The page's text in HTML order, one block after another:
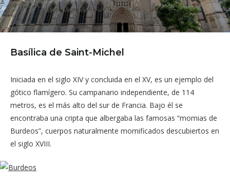
Basílica de Saint-Michel
Iniciada en el siglo XIV y concluida en el XV, es un ejemplo del
gótico flamígero. Su campanario independiente, de 114
metros, es el más alto del sur de Francia. Bajo él se
encontraba una cripta que albergaba las famosas “momias de
Burdeos”, cuerpos naturalmente momificados descubiertos en
el siglo XVIII.